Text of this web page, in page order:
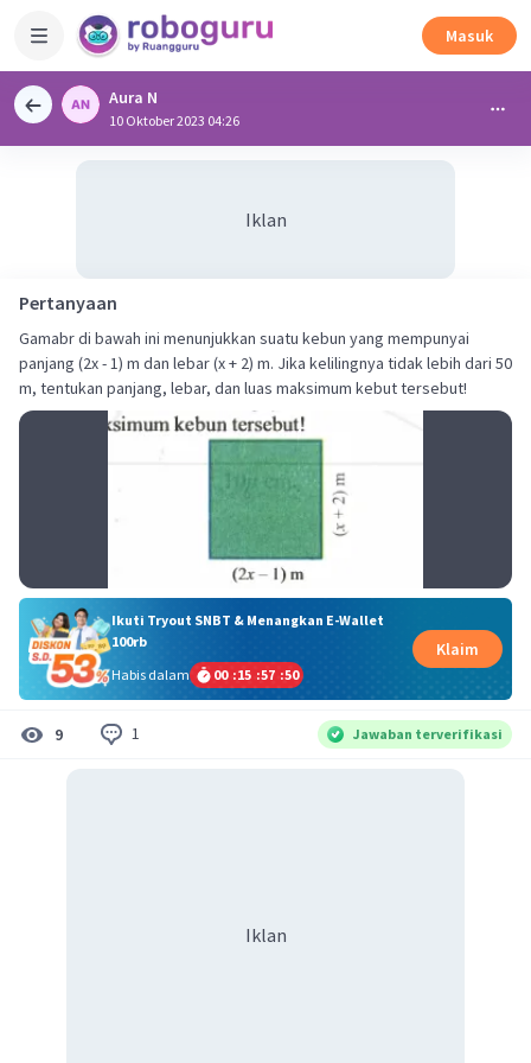
Masuk
Aura N
10 Oktober 2023 04:26
Iklan
Pertanyaan
Gamabr di bawah ini menunjukkan suatu kebun yang mempunyai
panjang (2x - 1) m dan lebar (x + 2) m. Jika kelilingnya tidak lebih dari 50
m, tentukan panjang, lebar, dan luas maksimum kebut tersebut!
Ikuti Tryout SNBT & Menangkan E-Wallet
100rb
Habis dalam
00 :15 :57 :50
Klaim
9 1 Jawaban terverifikasi
Iklan